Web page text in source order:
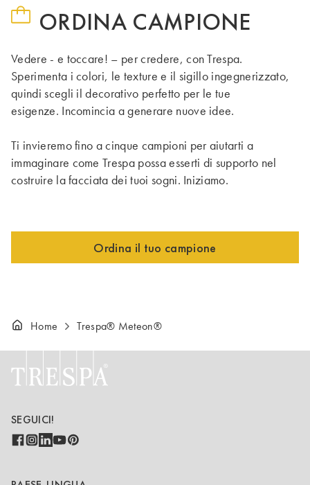
ORDINA CAMPIONE
Vedere - e toccare! – per credere, con Trespa.
Sperimenta i colori, le texture e il sigillo ingegnerizzato,
quindi scegli il decorativo perfetto per le tue
esigenze. Incomincia a generare nuove idee.
Ti invieremo fino a cinque campioni per aiutarti a
immaginare come Trespa possa esserti di supporto nel
costruire la facciata dei tuoi sogni. Iniziamo.
Ordina il tuo campione
Home Trespa® Meteon®
SEGUICI!